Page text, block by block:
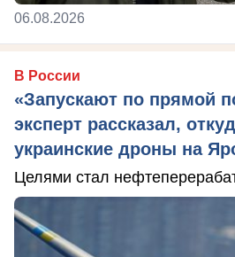
06.08.2026
В России
«Запускают по прямой
эксперт рассказал,
украинские дроны на
Целями стал